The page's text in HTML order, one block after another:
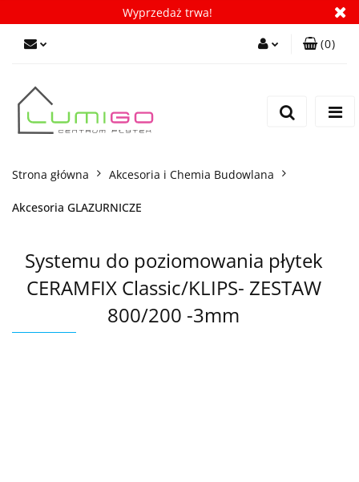
Wyprzedaż trwa!
(0)
Strona główna Akcesoria i Chemia Budowlana
Akcesoria GLAZURNICZE
Systemu do poziomowania płytek
CERAMFIX Classic/KLIPS- ZESTAW
800/200 -3mm